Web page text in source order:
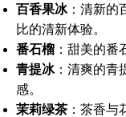
百香果冰：清新的
比的清新体验。
番石榴 ：甜美的番
青提冰：清爽的青
感。
茉莉绿茶 ：茶香与